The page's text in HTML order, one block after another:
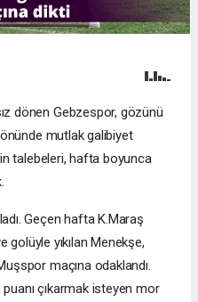
dönen Gebzespor, gözünü
mutlak galibiyet
talebeleri, hafta boyunca
Geçen hafta K.Maraş
golüyle yıkılan Menekşe,
maçına odaklandı.
çıkarmak isteyen mor